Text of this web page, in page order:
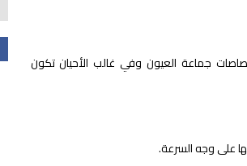
جماعة العيون وفي غالب الأحيان تكون
على وجه السرعة.